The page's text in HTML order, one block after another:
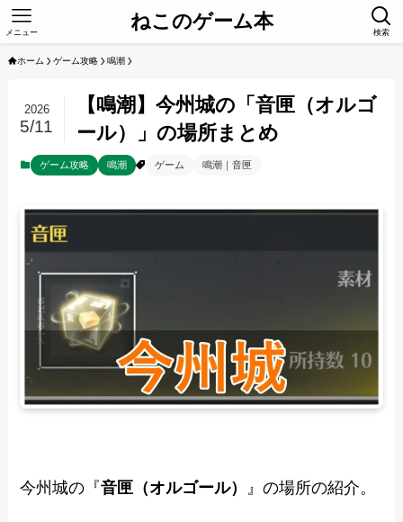
ねこのゲーム本 検索
メニュー
ホーム ゲーム攻略 鳴潮
【鳴潮】今州城の「音匣（オルゴ
ール）」の場所まとめ
2026
5/11
ゲーム攻略 鳴潮 ゲーム 鳴潮｜音匣
今州城の『音匣（オルゴール） 』の場所の紹介。